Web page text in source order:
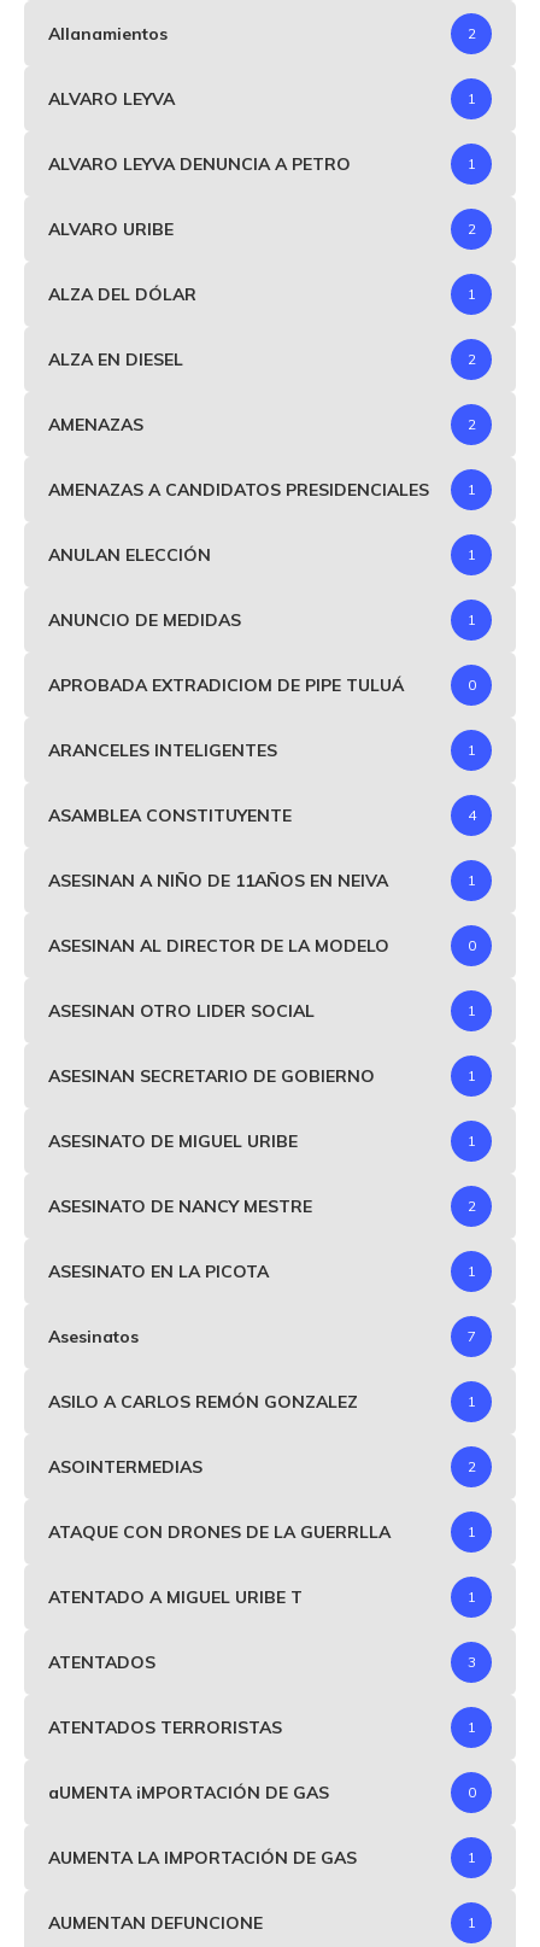
Allanamientos 2
ALVARO LEYVA 1
ALVARO LEYVA DENUNCIA A PETRO 1
ALVARO URIBE 2
ALZA DEL DÓLAR 1
ALZA EN DIESEL 2
AMENAZAS 2
AMENAZAS A CANDIDATOS PRESIDENCIALES 1
ANULAN ELECCIÓN 1
ANUNCIO DE MEDIDAS 1
APROBADA EXTRADICIOM DE PIPE TULUÁ 0
ARANCELES INTELIGENTES 1
ASAMBLEA CONSTITUYENTE 4
ASESINAN A NIÑO DE 11AÑOS EN NEIVA 1
ASESINAN AL DIRECTOR DE LA MODELO 0
ASESINAN OTRO LIDER SOCIAL 1
ASESINAN SECRETARIO DE GOBIERNO 1
ASESINATO DE MIGUEL URIBE 1
ASESINATO DE NANCY MESTRE 2
ASESINATO EN LA PICOTA 1
Asesinatos 7
ASILO A CARLOS REMÓN GONZALEZ 1
ASOINTERMEDIAS 2
ATAQUE CON DRONES DE LA GUERRLLA 1
ATENTADO A MIGUEL URIBE T 1
ATENTADOS 3
ATENTADOS TERRORISTAS 1
aUMENTA iMPORTACIÓN DE GAS 0
AUMENTA LA IMPORTACIÓN DE GAS 1
AUMENTAN DEFUNCIONE 1